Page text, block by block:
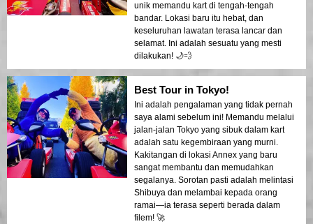
unik memandu kart di tengah-tengah
bandar. Lokasi baru itu hebat, dan
keseluruhan lawatan terasa lancar dan
selamat. Ini adalah sesuatu yang mesti
dilakukan! 🌙💨
Best Tour in Tokyo!
Ini adalah pengalaman yang tidak pernah
saya alami sebelum ini! Memandu melalui
jalan-jalan Tokyo yang sibuk dalam kart
adalah satu kegembiraan yang murni.
Kakitangan di lokasi Annex yang baru
sangat membantu dan memudahkan
segalanya. Sorotan pasti adalah melintasi
Shibuya dan melambai kepada orang
ramai—ia terasa seperti berada dalam
filem! 🚀